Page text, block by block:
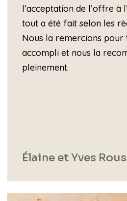
l’acceptation de l’offre à
tout a été fait selon les
Nous la remercions
accompli et nous la
pleinement.
Élaine et Yves